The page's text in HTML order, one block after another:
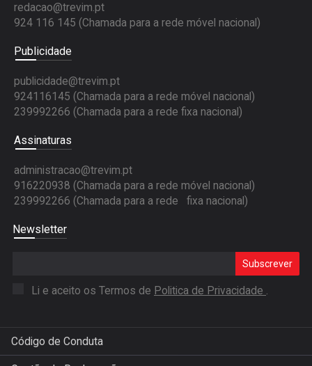
redacao@trevim.pt
924 116 145 (Chamada para a rede móvel nacional)
Publicidade
publicidade@trevim.pt
924116145 (Chamada para a rede móvel nacional)
239992266 (Chamada para a rede fixa nacional)
Assinaturas
administracao@trevim.pt
916220938 (Chamada para a rede móvel nacional)
239992266 (Chamada para a rede fixa nacional)
Newsletter
Subscrever
Li e aceito os Termos de Politica de Privacidade .
Código de Conduta